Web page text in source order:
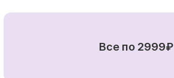
Все по 2999₽